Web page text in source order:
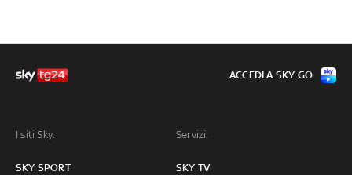
I siti Sky:
SKY SPORT
Servizi:
SKY TV
ACCEDI A SKY GO